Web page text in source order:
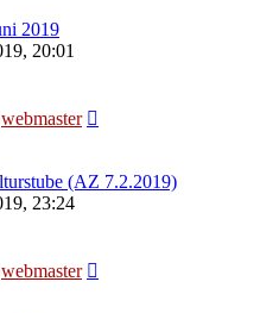
2019
20:01
webmaster
(AZ 7.2.2019)
23:24
webmaster